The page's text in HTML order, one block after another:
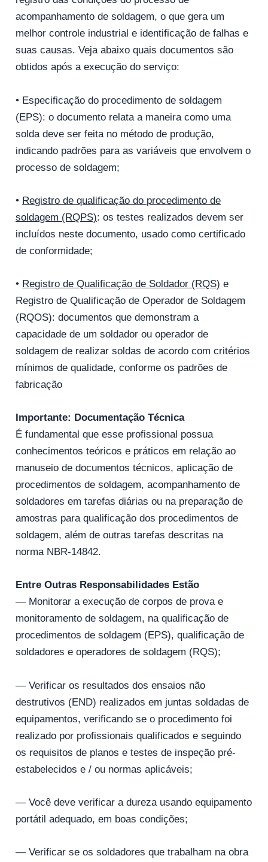
acompanhamento de soldagem, o que gera um
melhor controle industrial e identificação de falhas e
suas causas. Veja abaixo quais documentos são
obtidos após a execução do serviço:
• Especificação do procedimento de soldagem
(EPS): o documento relata a maneira como uma
solda deve ser feita no método de produção,
indicando padrões para as variáveis ​​que envolvem o
processo de soldagem;
• Registro de qualificação do procedimento de
soldagem (RQPS): os testes realizados devem ser
incluídos neste documento, usado como certificado
de conformidade;
• Registro de Qualificação de Soldador (RQS) e
Registro de Qualificação de Operador de Soldagem
(RQOS): documentos que demonstram a
capacidade de um soldador ou operador de
soldagem de realizar soldas de acordo com critérios
mínimos de qualidade, conforme os padrões de
fabricação
Importante: Documentação Técnica
É fundamental que esse profissional possua
conhecimentos teóricos e práticos em relação ao
manuseio de documentos técnicos, aplicação de
procedimentos de soldagem, acompanhamento de
soldadores em tarefas diárias ou na preparação de
amostras para qualificação dos procedimentos de
soldagem, além de outras tarefas descritas na
norma NBR-14842.
Entre Outras Responsabilidades Estão
— Monitorar a execução de corpos de prova e
monitoramento de soldagem, na qualificação de
procedimentos de soldagem (EPS), qualificação de
soldadores e operadores de soldagem (RQS);
— Verificar os resultados dos ensaios não
destrutivos (END) realizados em juntas soldadas de
equipamentos, verificando se o procedimento foi
realizado por profissionais qualificados e seguindo
os requisitos de planos e testes de inspeção pré-
estabelecidos e / ou normas aplicáveis;
— Você deve verificar a dureza usando equipamento
portátil adequado, em boas condições;
— Verificar se os soldadores que trabalham na obra